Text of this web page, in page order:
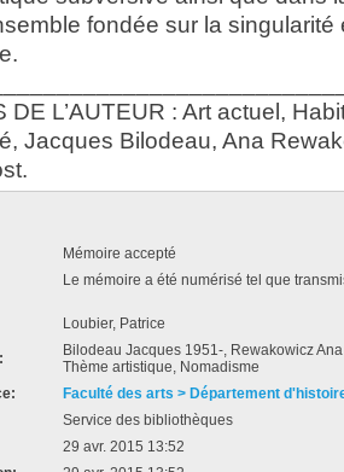
fondée sur la singularité
DE L’AUTEUR : Art actuel,
Jacques Bilodeau, Ana
Mémoire accepté
Le mémoire a été numérisé tel que
Loubier, Patrice
Bilodeau Jacques 1951-, Rewakowicz
Thème artistique, Nomadisme
Faculté des arts > Département
Service des bibliothèques
29 avr. 2015 13:52